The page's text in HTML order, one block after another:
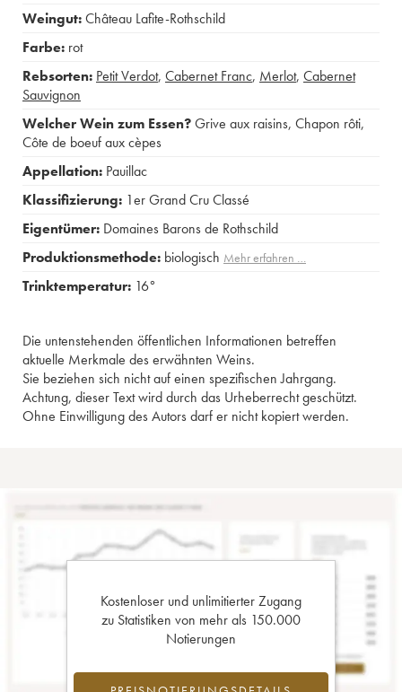
Weingut:Château Lafite-Rothschild
Farbe: rot
Rebsorten: Petit Verdot, Cabernet Franc, Merlot, Cabernet
Sauvignon
Welcher Wein zum Essen?Grive aux raisins, Chapon rôti,
Côte de boeuf aux cèpes
Appellation: Pauillac
Klassifizierung: 1er Grand Cru Classé
Eigentümer: Domaines Barons de Rothschild
Produktionsmethode: biologisch Mehr erfahren …
Trinktemperatur: 16°
Die untenstehenden öffentlichen Informationen betreffen
aktuelle Merkmale des erwähnten Weins.
Sie beziehen sich nicht auf einen spezifischen Jahrgang.
Achtung, dieser Text wird durch das Urheberrecht geschützt.
Ohne Einwilligung des Autors darf er nicht kopiert werden.
Kostenloser und unlimitierter Zugang
zu Statistiken von mehr als 150.000
Notierungen